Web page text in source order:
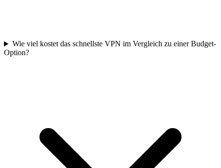
Wie viel kostet das schnellste VPN im Vergleich zu einer Budget-
Option?